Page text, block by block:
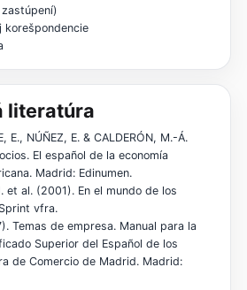
korešpondencie
literatúra
E., NÚÑEZ, E. & CALDERÓN, M.-Á.
El español de la economía
Madrid: Edinumen.
et al. (2001). En el mundo de los
vfra.
Temas de empresa. Manual para la
Superior del Español de los
de Comercio de Madrid. Madrid: